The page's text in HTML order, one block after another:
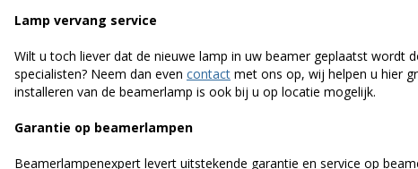
Lamp vervang service
Wilt u toch liever dat de nieuwe lamp in uw beamer geplaatst wordt
specialisten? Neem dan even contact met ons op, wij helpen u hier
installeren van de beamerlamp is ook bij u op locatie mogelijk.
Garantie op beamerlampen
Beamerlampenexpert levert uitstekende garantie en service op